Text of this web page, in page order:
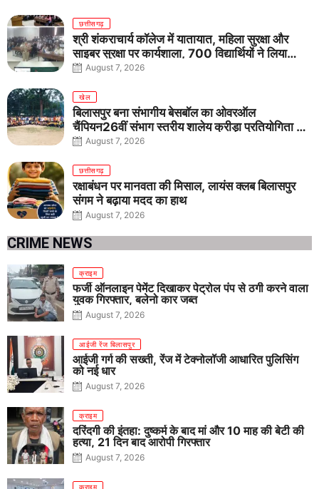
छत्तीसगढ़
श्री शंकराचार्य कॉलेज में यातायात, महिला सुरक्षा और
साइबर सुरक्षा पर कार्यशाला, 700 विद्यार्थियों ने लिया
जागरूकता का संकल्प
August 7, 2026
खेल
बिलासपुर बना संभागीय बेसबॉल का ओवरऑल
चैंपियन26वीं संभाग स्तरीय शालेय क्रीड़ा प्रतियोगिता में
तीनों आयु वर्गों में शानदार प्रदर्शन
August 7, 2026
छत्तीसगढ़
रक्षाबंधन पर मानवता की मिसाल, लायंस क्लब बिलासपुर
संगम ने बढ़ाया मदद का हाथ
August 7, 2026
CRIME NEWS
क्राइम
फर्जी ऑनलाइन पेमेंट दिखाकर पेट्रोल पंप से ठगी करने वाला
युवक गिरफ्तार, बलेनो कार जब्त
August 7, 2026
आईजी रेंज बिलासपुर
आईजी गर्ग की सख्ती, रेंज में टेक्नोलॉजी आधारित पुलिसिंग
को नई धार
August 7, 2026
क्राइम
दरिंदगी की इंतहा: दुष्कर्म के बाद मां और 10 माह की बेटी की
हत्या, 21 दिन बाद आरोपी गिरफ्तार
August 7, 2026
क्राइम